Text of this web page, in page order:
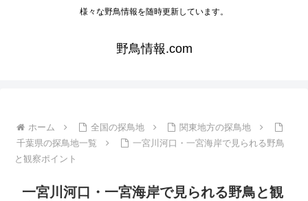
様々な野鳥情報を随時更新しています。
野鳥情報.com
ホーム 全国の探鳥地
関東地方の探鳥地
千葉県の探鳥地一覧
一宮川河口・一宮海岸で見られる野鳥
と観察ポイント
一宮川河口・一宮海岸で見られる野鳥と観